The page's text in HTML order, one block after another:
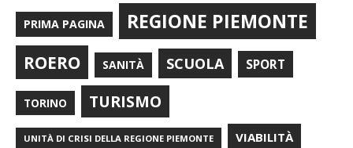
PRIMA PAGINA REGIONE PIEMONTE
ROERO SANITÀ SCUOLA SPORT
TORINO TURISMO
UNITÀ DI CRISI DELLA REGIONE PIEMONTE VIABILITÀ